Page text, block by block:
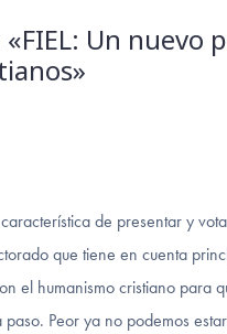
FIEL: Un nuevo
»
de presentar y
que tiene en cuenta
el humanismo cristiano para
Peor ya no podemos